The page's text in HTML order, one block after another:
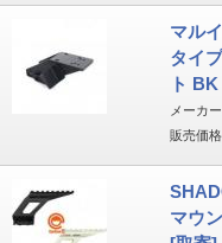
マル
タイ
ト
メーカ
販売価
マウ